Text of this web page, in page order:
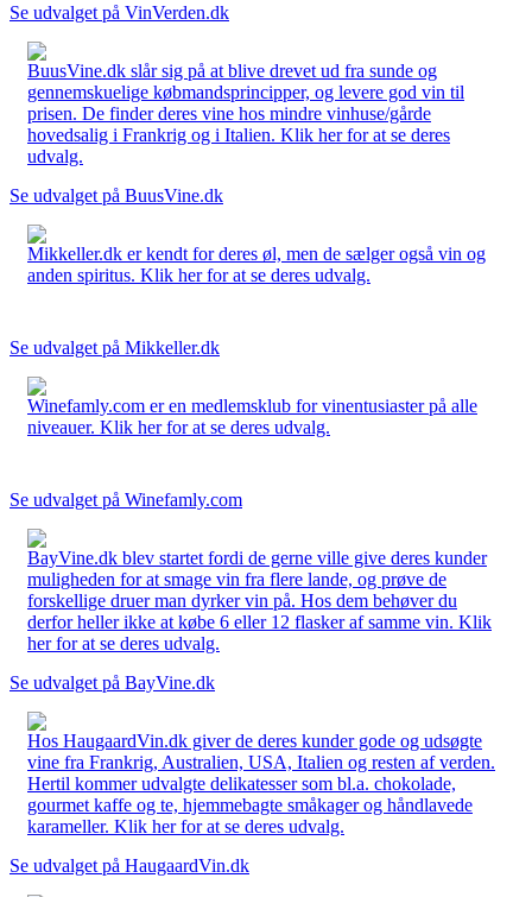
Se udvalget på VinVerden.dk
BuusVine.dk slår sig på at blive drevet ud fra sunde og
gennemskuelige købmandsprincipper, og levere god vin til
prisen. De finder deres vine hos mindre vinhuse/gårde
hovedsalig i Frankrig og i Italien. Klik her for at se deres
udvalg.
Se udvalget på BuusVine.dk
Mikkeller.dk er kendt for deres øl, men de sælger også vin og
anden spiritus. Klik her for at se deres udvalg.
Se udvalget på Mikkeller.dk
Winefamly.com er en medlemsklub for vinentusiaster på alle
niveauer. Klik her for at se deres udvalg.
Se udvalget på Winefamly.com
BayVine.dk blev startet fordi de gerne ville give deres kunder
muligheden for at smage vin fra flere lande, og prøve de
forskellige druer man dyrker vin på. Hos dem behøver du
derfor heller ikke at købe 6 eller 12 flasker af samme vin. Klik
her for at se deres udvalg.
Se udvalget på BayVine.dk
Hos HaugaardVin.dk giver de deres kunder gode og udsøgte
vine fra Frankrig, Australien, USA, Italien og resten af verden.
Hertil kommer udvalgte delikatesser som bl.a. chokolade,
gourmet kaffe og te, hjemmebagte småkager og håndlavede
karameller. Klik her for at se deres udvalg.
Se udvalget på HaugaardVin.dk